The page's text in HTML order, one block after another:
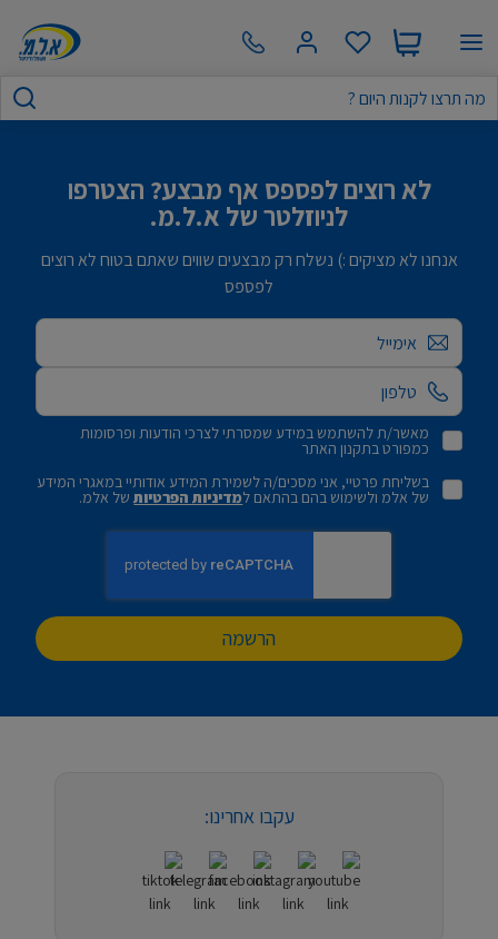
לא רוצים לפספס אף מבצע? הצטרפו
לניוזלטר של א.ל.מ.
אנחנו לא מציקים :) נשלח רק מבצעים שווים שאתם בטוח לא רוצים
לפספס
אימייל
מאשר/ת להשתמש במידע שמסרתי לצרכי הודעות ופרסומות
כמפורט בתקנון האתר
בשליחת פרטיי, אני מסכים/ה לשמירת המידע אודותיי במאגרי המידע
של אלמ ולשימוש בהם בהתאם למדיניות הפרטיותשל אלמ.
הרשמה
עקבו אחרינו: